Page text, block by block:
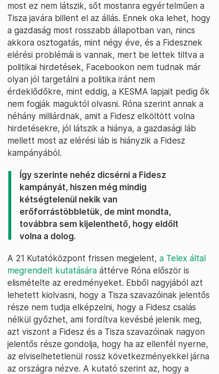
most ez nem látszik, sőt mostanra egyértelműen a
Tisza javára billent el az állás. Ennek oka lehet, hogy
a gazdaság most rosszabb állapotban van, nincs
akkora osztogatás, mint négy éve, és a Fidesznek
elérési problémái is vannak, mert be lettek tiltva a
politikai hirdetések, Facebookon nem tudnak már
olyan jól targetálni a politika iránt nem
érdeklődőkre, mint eddig, a KESMA lapjait pedig ők
nem fogják maguktól olvasni. Róna szerint annak a
néhány milliárdnak, amit a Fidesz elköltött volna
hirdetésekre, jól látszik a hiánya, a gazdasági láb
mellett most az elérési láb is hiányzik a Fidesz
kampányából.
Így szerinte nehéz dicsérni a Fidesz
kampányát, hiszen még mindig
kétségtelenül nekik van
erőforrástöbbletük, de mint mondta,
továbbra sem kijelenthető, hogy eldőlt
volna a dolog.
A 21 Kutatóközpont frissen megjelent, a Telex által
megrendelt kutatására áttérve Róna először is
elismételte az eredményeket. Ebből nagyjából azt
lehetett kiolvasni, hogy a Tisza szavazóinak jelentős
része nem tudja elképzelni, hogy a Fidesz csalás
nélkül győzhet, ami fordítva kevésbé jelenik meg,
azt viszont a Fidesz és a Tisza szavazóinak nagyon
jelentős része gondolja, hogy ha az ellenfél nyerne,
az elviselhetetlenül rossz következményekkel járna
az országra nézve. A kutató szerint az, hogy a